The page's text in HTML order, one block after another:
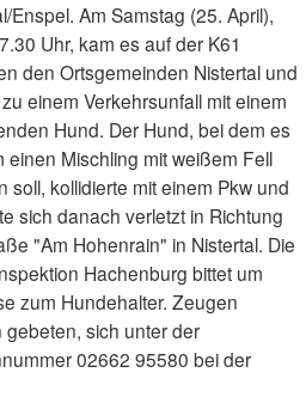
Enspel. Am Samstag (25. April),
Uhr, kam es auf der K61
den Ortsgemeinden Nistertal und
einem Verkehrsunfall mit einem
Hund. Der Hund, bei dem es
einen Mischling mit weißem Fell
soll, kollidierte mit einem Pkw und
sich danach verletzt in Richtung
"Am Hohenrain" in Nistertal. Die
Hachenburg bittet um
zum Hundehalter. Zeugen
gebeten, sich unter der
02662 95580 bei der